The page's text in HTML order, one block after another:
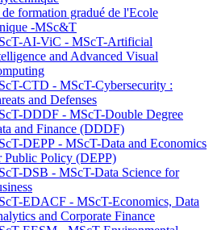
formation gradué de l'Ecole
-MSc&T
AI-ViC - MScT-Artificial
and Advanced Visual
CTD - MScT-Cybersecurity :
and Defenses
DDDF - MScT-Double Degree
and Finance (DDDF)
DEPP - MScT-Data and Economics
Public Policy (DEPP)
DSB - MScT-Data Science for
EDACF - MScT-Economics, Data
and Corporate Finance